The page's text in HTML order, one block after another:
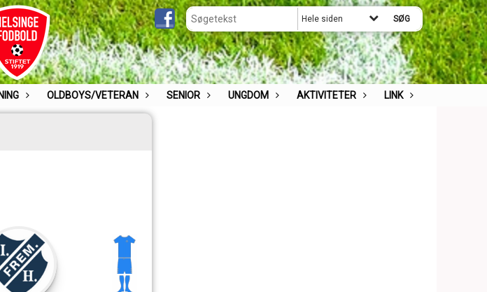
Hele siden
OLDBOYS/VETERAN SENIOR UNGDOM AKTIVITETER LINK